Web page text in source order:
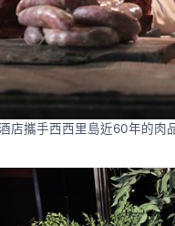
店攜手西西里島近60年的肉